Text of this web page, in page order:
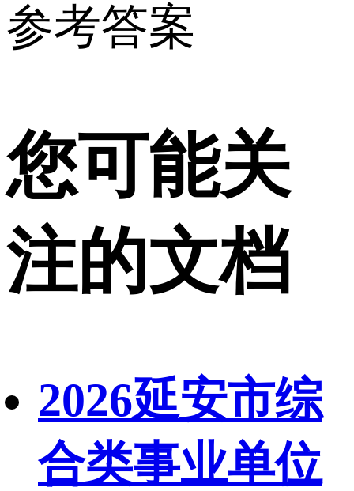
参考答案
您可能关
注的文档
2026延安市综
合类事业单位